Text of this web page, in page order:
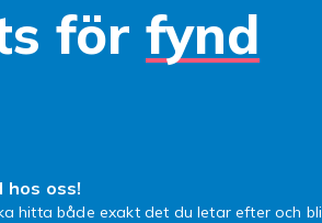
för fynd
hos oss!
hitta både exakt det du letar efter och bli